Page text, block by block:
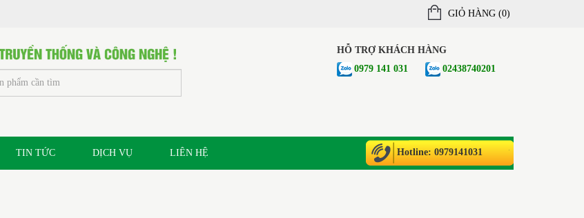
GIỎ HÀNG (0)
HỖ TRỢ KHÁCH HÀNG
0979 141 031
02438740201
TIN TỨC DỊCH VỤ LIÊN HỆ Hotline: 0979141031